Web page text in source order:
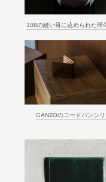
108の縫い目に込められた球
GANZOのコードバンシ